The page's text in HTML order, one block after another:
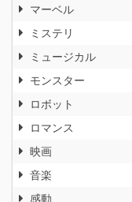
マーベル
ミステリ
ミュージカル
モンスター
ロボット
ロマンス
映画
音楽
感動